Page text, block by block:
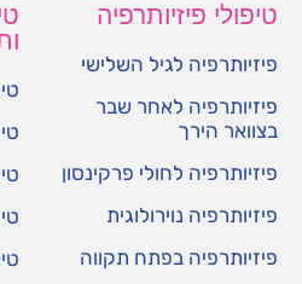
טיפולי פיזיותרפיה
פיזיותרפיה לגיל השלישי
פיזיותרפיה לאחר שבר
בצוואר הירך
פיזיותרפיה לחולי פרקינסון
פיזיותרפיה נוירולוגית
פיזיותרפיה בפתח תקווה